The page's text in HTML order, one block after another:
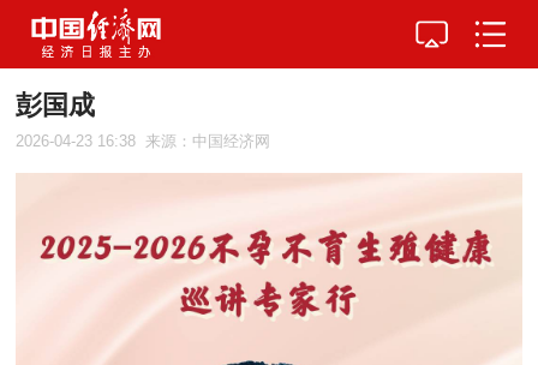
彭国成
2026-04-23 16:38 来源：中国经济网